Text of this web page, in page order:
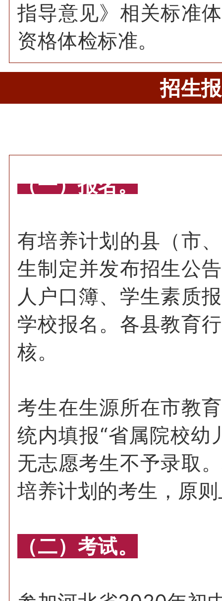
指导意见》相关标准
资格体检标准。
招生
（一）报名。
有培养计划的县（市
生制定并发布招生公
人户口簿、学生素质
学校报名。各县教育
核。
考生在生源所在市教
统内填报“省属院校幼
无志愿考生不予录取
培养计划的考生，原
（二）考试。